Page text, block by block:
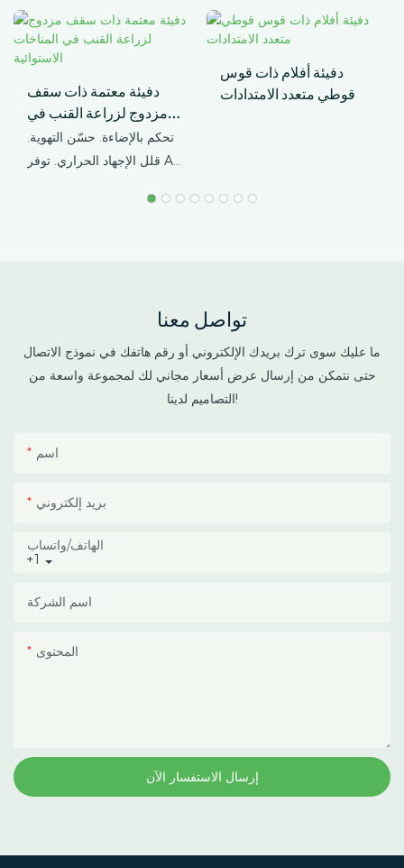
دفيئة معتمة ذات سقف
مزدوج لزراعة القنب في
المناخات الاستوائية
تحكم بالإضاءة. حسّن التهوية.
قلل الإجهاد الحراري. توفر AX
مخصصة للبيوت الزجاجية
هيكل خارجي واقٍ ومساحة
داخلية معتمة للزراعة، مما
يساعد المزارعين على التحكم
دفيئة أفلام ذات قوس
قوطي متعدد الامتدادات
تواصل معنا
ما عليك سوى ترك بريدك الإلكتروني أو رقم هاتفك في نموذج الاتصال
حتى نتمكن من إرسال عرض أسعار مجاني لك لمجموعة واسعة من
التصاميم لدينا!
اسم
بريد إلكتروني
+1
الهاتف/واتساب
اسم الشركة
المحتوى
إرسال الاستفسار الآن